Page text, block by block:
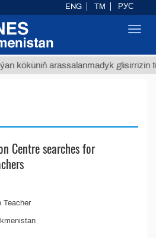
köküniň arassalanmadyk glisirrizin
Centre searches for
Teacher
ENG TM РУС